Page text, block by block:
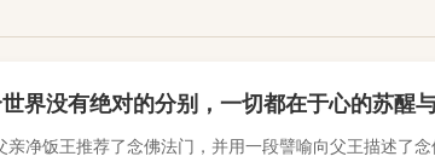
界没有绝对的分别，一切都在于心的苏醒
净饭王推荐了念佛法门，并用一段譬喻向父王描述了